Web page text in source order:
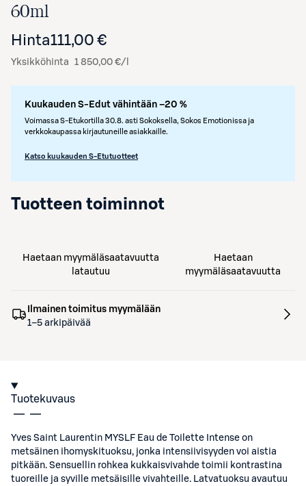
60ml
Hinta111,00 €
Yksikköhinta 1 850,00 €/l
Kuukauden S-Edut vähintään –20 %
Voimassa S-Etukortilla 30.8. asti Sokoksella, Sokos Emotionissa ja
verkkokaupassa kirjautuneille asiakkaille.
Katso kuukauden S-Etutuotteet
Tuotteen toiminnot
Haetaan myymäläsaatavuutta
latautuu
Haetaan
myymäläsaatavuutta
Ilmainen toimitus myymälään
1–5 arkipäivää
Tuotekuvaus
Yves Saint Laurentin MYSLF Eau de Toilette Intense on
metsäinen ihomyskituoksu, jonka intensiivisyyden voi aistia
pitkään. Sensuellin rohkea kukkaisvivahde toimii kontrastina
tuoreille ja syville metsäisille vivahteille. Latvatuoksu avautuu